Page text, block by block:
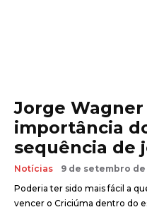
Jorge
importância
sequência de
Notícias
9 de setembro de
Poderia ter sido mais fácil a
vencer o Criciúma dentro do